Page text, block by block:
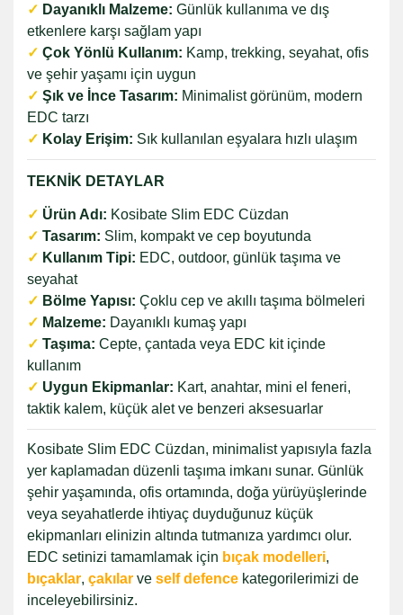
✓ Dayanıklı Malzeme: Günlük kullanıma ve dış
etkenlere karşı sağlam yapı
✓ Çok Yönlü Kullanım: Kamp, trekking, seyahat, ofis
ve şehir yaşamı için uygun
✓ Şık ve İnce Tasarım: Minimalist görünüm, modern
EDC tarzı
✓ Kolay Erişim: Sık kullanılan eşyalara hızlı ulaşım
TEKNİK DETAYLAR
✓ Ürün Adı: Kosibate Slim EDC Cüzdan
✓ Tasarım: Slim, kompakt ve cep boyutunda
✓ Kullanım Tipi: EDC, outdoor, günlük taşıma ve
seyahat
✓ Bölme Yapısı: Çoklu cep ve akıllı taşıma bölmeleri
✓ Malzeme: Dayanıklı kumaş yapı
✓ Taşıma: Cepte, çantada veya EDC kit içinde
kullanım
✓ Uygun Ekipmanlar: Kart, anahtar, mini el feneri,
taktik kalem, küçük alet ve benzeri aksesuarlar
Kosibate Slim EDC Cüzdan, minimalist yapısıyla fazla
yer kaplamadan düzenli taşıma imkanı sunar. Günlük
şehir yaşamında, ofis ortamında, doğa yürüyüşlerinde
veya seyahatlerde ihtiyaç duyduğunuz küçük
ekipmanları elinizin altında tutmanıza yardımcı olur.
EDC setinizi tamamlamak için bıçak modelleri,
bıçaklar, çakılar ve self defence kategorilerimizi de
inceleyebilirsiniz.